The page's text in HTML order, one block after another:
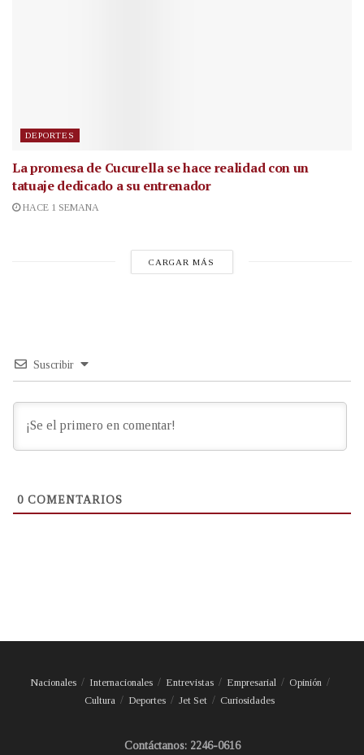
DEPORTES
La promesa de Cucurella se hace realidad con un
tatuaje dedicado a su entrenador
HACE 1 SEMANA
CARGAR MÁS
Suscribir
0 COMENTARIOS
Nacionales Internacionales Entrevistas Empresarial
Opinión
Cultura
Deportes Jet Set Curiosidades
Contáctanos: 2246-0616